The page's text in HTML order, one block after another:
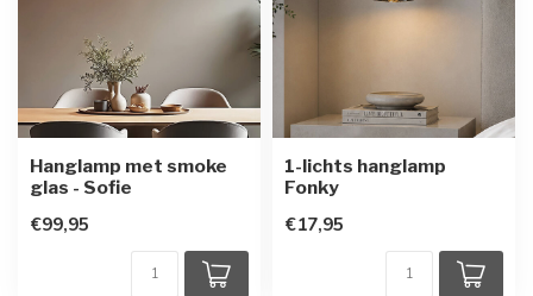
Hanglamp met smoke
glas - Sofie
€99,95
1-lichts hanglamp
Fonky
€17,95